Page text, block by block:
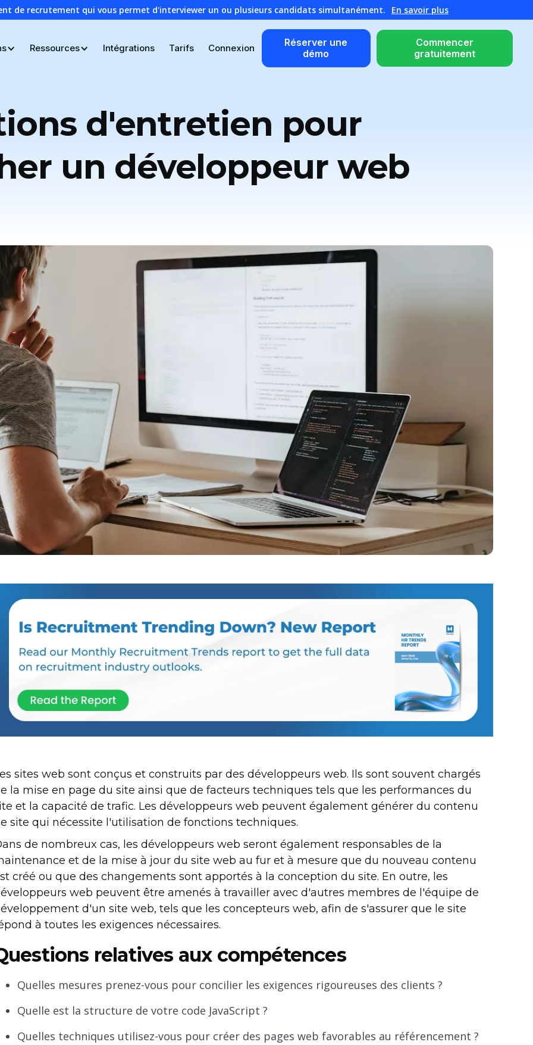
de recrutement qui vous permet d'interviewer un ou plusieurs candidats simultanément. En savoir plus
Ressources Intégrations Tarifs Connexion
Réserver une
démo
Commencer
gratuitement
d'entretien pour
un développeur web
sites web sont conçus et construits par des développeurs web. Ils sont souvent chargés
la mise en page du site ainsi que de facteurs techniques tels que les performances du
et la capacité de trafic. Les développeurs web peuvent également générer du contenu
site qui nécessite l'utilisation de fonctions techniques.
de nombreux cas, les développeurs web seront également responsables de la
et de la mise à jour du site web au fur et à mesure que du nouveau contenu
créé ou que des changements sont apportés à la conception du site. En outre, les
web peuvent être amenés à travailler avec d'autres membres de l'équipe de
d'un site web, tels que les concepteurs web, afin de s'assurer que le site
à toutes les exigences nécessaires.
relatives aux compétences
Quelles mesures prenez-vous pour concilier les exigences rigoureuses des clients ?
Quelle est la structure de votre code JavaScript ?
Quelles techniques utilisez-vous pour créer des pages web favorables au référencement ?